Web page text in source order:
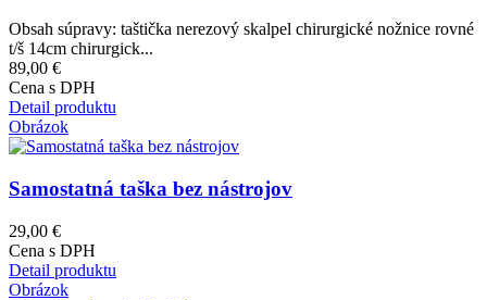
Obsah súpravy: taštička nerezový skalpel chirurgické nožnice rovné
t/š 14cm chirurgick...
89,00 €
Cena s DPH
Detail produktu
Obrázok
Samostatná taška bez nástrojov
29,00 €
Cena s DPH
Detail produktu
Obrázok